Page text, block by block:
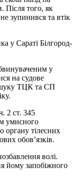
Після того, як
зупинився та втік
у Сараті Білгород-
у
на судове
ТЦК та СП
2 ст. 345
умисного
органу тілесних
обов’язків.
волі.
йому запобіжного